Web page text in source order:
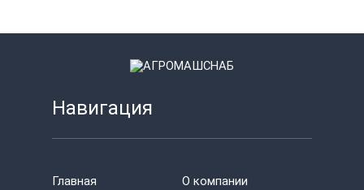
Навигация
Главная
О компании